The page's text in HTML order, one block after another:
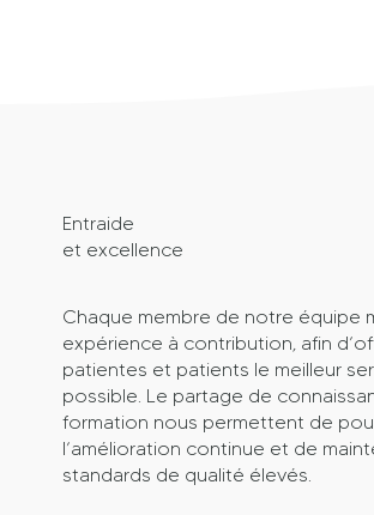
Entraide
et excellence
Chaque membre de notre équipe
expérience à contribution, afin
patientes et patients le meilleur
possible. Le partage de
formation nous permettent de
l’amélioration continue et de
standards de qualité élevés.